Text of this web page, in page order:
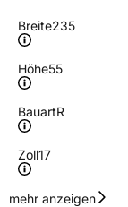
Breite235
Höhe55
BauartR
Zoll17
mehr anzeigen